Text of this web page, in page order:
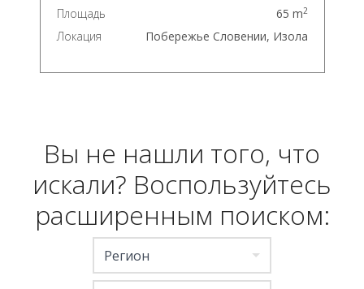
Площадь
65 m2
Локация Побережье Словении, Изола
Вы не нашли того, что
искали? Воспользуйтесь
расширенным поиском:
Регион